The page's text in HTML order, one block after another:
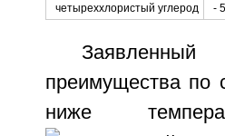
четыреххлористый углерод
-
преимущества по
ниже